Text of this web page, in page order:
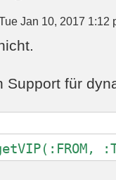
Jan 10, 2017 1:12
Support für